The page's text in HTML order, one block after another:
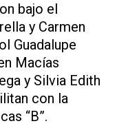
bajo el
y Carmen
Guadalupe
Macías
y Silvia Edith
con la
“B”.